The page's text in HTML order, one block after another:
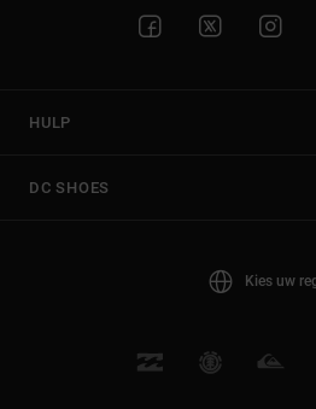
HULP
DC SHOES
Kies uw